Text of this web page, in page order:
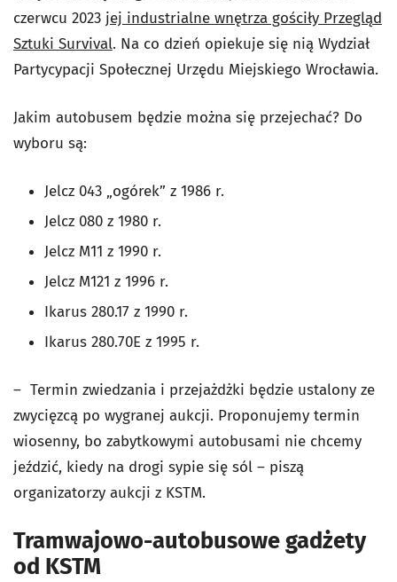
czerwcu 2023 jej industrialne wnętrza gościły Przegląd
Sztuki Survival. Na co dzień opiekuje się nią Wydział
Partycypacji Społecznej Urzędu Miejskiego Wrocławia.
Jakim autobusem będzie można się przejechać? Do
wyboru są:
Jelcz 043 „ogórek” z 1986 r.
Jelcz 080 z 1980 r.
Jelcz M11 z 1990 r.
Jelcz M121 z 1996 r.
Ikarus 280.17 z 1990 r.
Ikarus 280.70E z 1995 r.
– Termin zwiedzania i przejażdżki będzie ustalony ze
zwycięzcą po wygranej aukcji. Proponujemy termin
wiosenny, bo zabytkowymi autobusami nie chcemy
jeździć, kiedy na drogi sypie się sól – piszą
organizatorzy aukcji z KSTM.
Tramwajowo-autobusowe gadżety
od KSTM